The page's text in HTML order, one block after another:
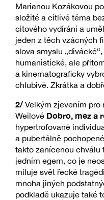
Marianou Kozákovou
složité a citlivé téma
citového vydírání a
jeden z těch vzácných
slova smyslu
humanistické, ale
a kinematograficky
chlubivé. Zkrátka a
2/ Velkým zjevením pro
Weilové Dobro, mez a
hypertrofované
a pubertálně
takto zanícenou chválu
jedním egem, co je
miluje svět řecké
mnoha jiných
podkladě ukazuje také